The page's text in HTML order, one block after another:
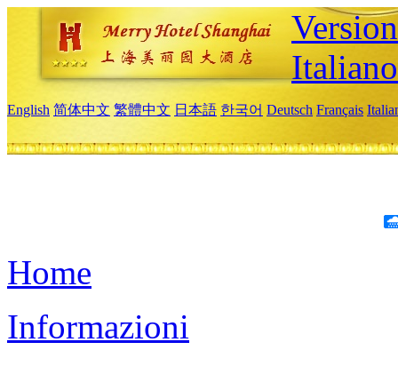
Italiano
English 简体中文 繁體中文 日本語 한국어 Deutsch Français
Home
Informazioni